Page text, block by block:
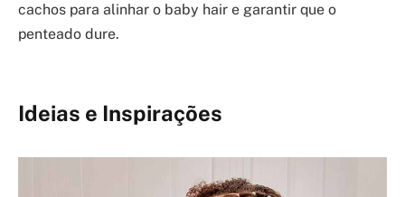
cachos para alinhar o baby hair e garantir que o
penteado dure.
Ideias e Inspirações